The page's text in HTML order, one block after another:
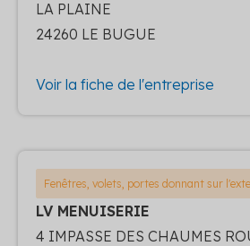
LA PLAINE
24260 LE BUGUE
Voir la fiche de l'entreprise
Fenêtres, volets, portes donnant sur
LV MENUISERIE
4 IMPASSE DES CHAUMES